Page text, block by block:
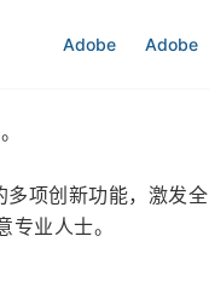
Adobe Adobe
项创新功能，激发全
业人士。